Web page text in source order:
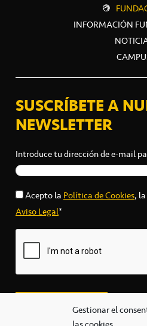
Gestionar el
INFORMACIÓN
SUSCRÍBETE A
NEWSLETTER
Introduce tu dirección de e-mail
Acepto laPolítica de Cookies, la
Aviso Legal*